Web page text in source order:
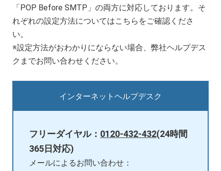
「POP Before SMTP」の両方に対応しております。そ
れぞれの設定方法についてはこちらをご確認くださ
い。
※設定方法がおわかりにならない場合、弊社ヘルプデス
クまでお問い合わせください。
インターネットヘルプデスク
フリーダイヤル： 0120-432-432(24時間
365日対応)
メールによるお問い合わせ：